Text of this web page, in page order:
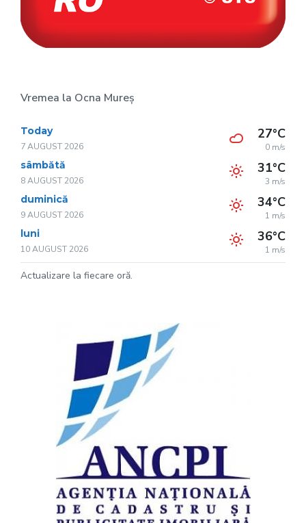
Vremea la Ocna Mureș
Today
7 AUGUST 2026
27°C
0 m/s
sâmbătă
8 AUGUST 2026
31°C
3 m/s
duminică
9 AUGUST 2026
34°C
1 m/s
luni
10 AUGUST 2026
36°C
1 m/s
Actualizare la fiecare oră.